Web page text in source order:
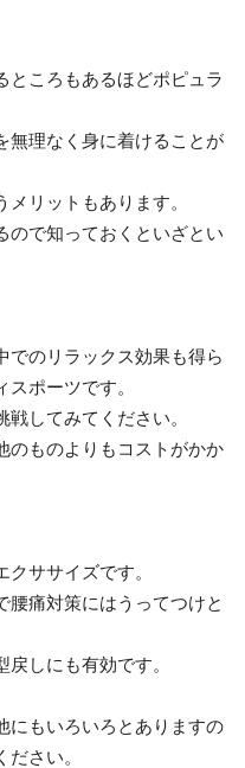
ところもあるほどポピュラ
無理なく身に着けることが
リットもあります。
ので知っておくといざとい
でのリラックス効果も得ら
ポーツです。
してみてください。
のものよりもコストがかか
ササイズです。
腰痛対策にはうってつけと
しにも有効です。
にもいろいろとありますの
さい。